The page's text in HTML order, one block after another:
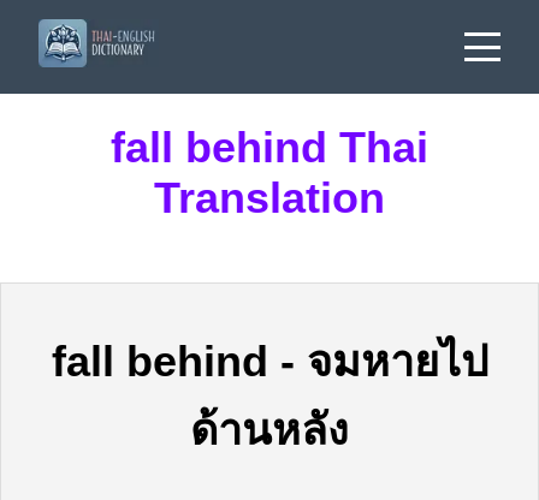
fall behind Thai
Translation
fall behind - จมหายไป
ด้านหลัง